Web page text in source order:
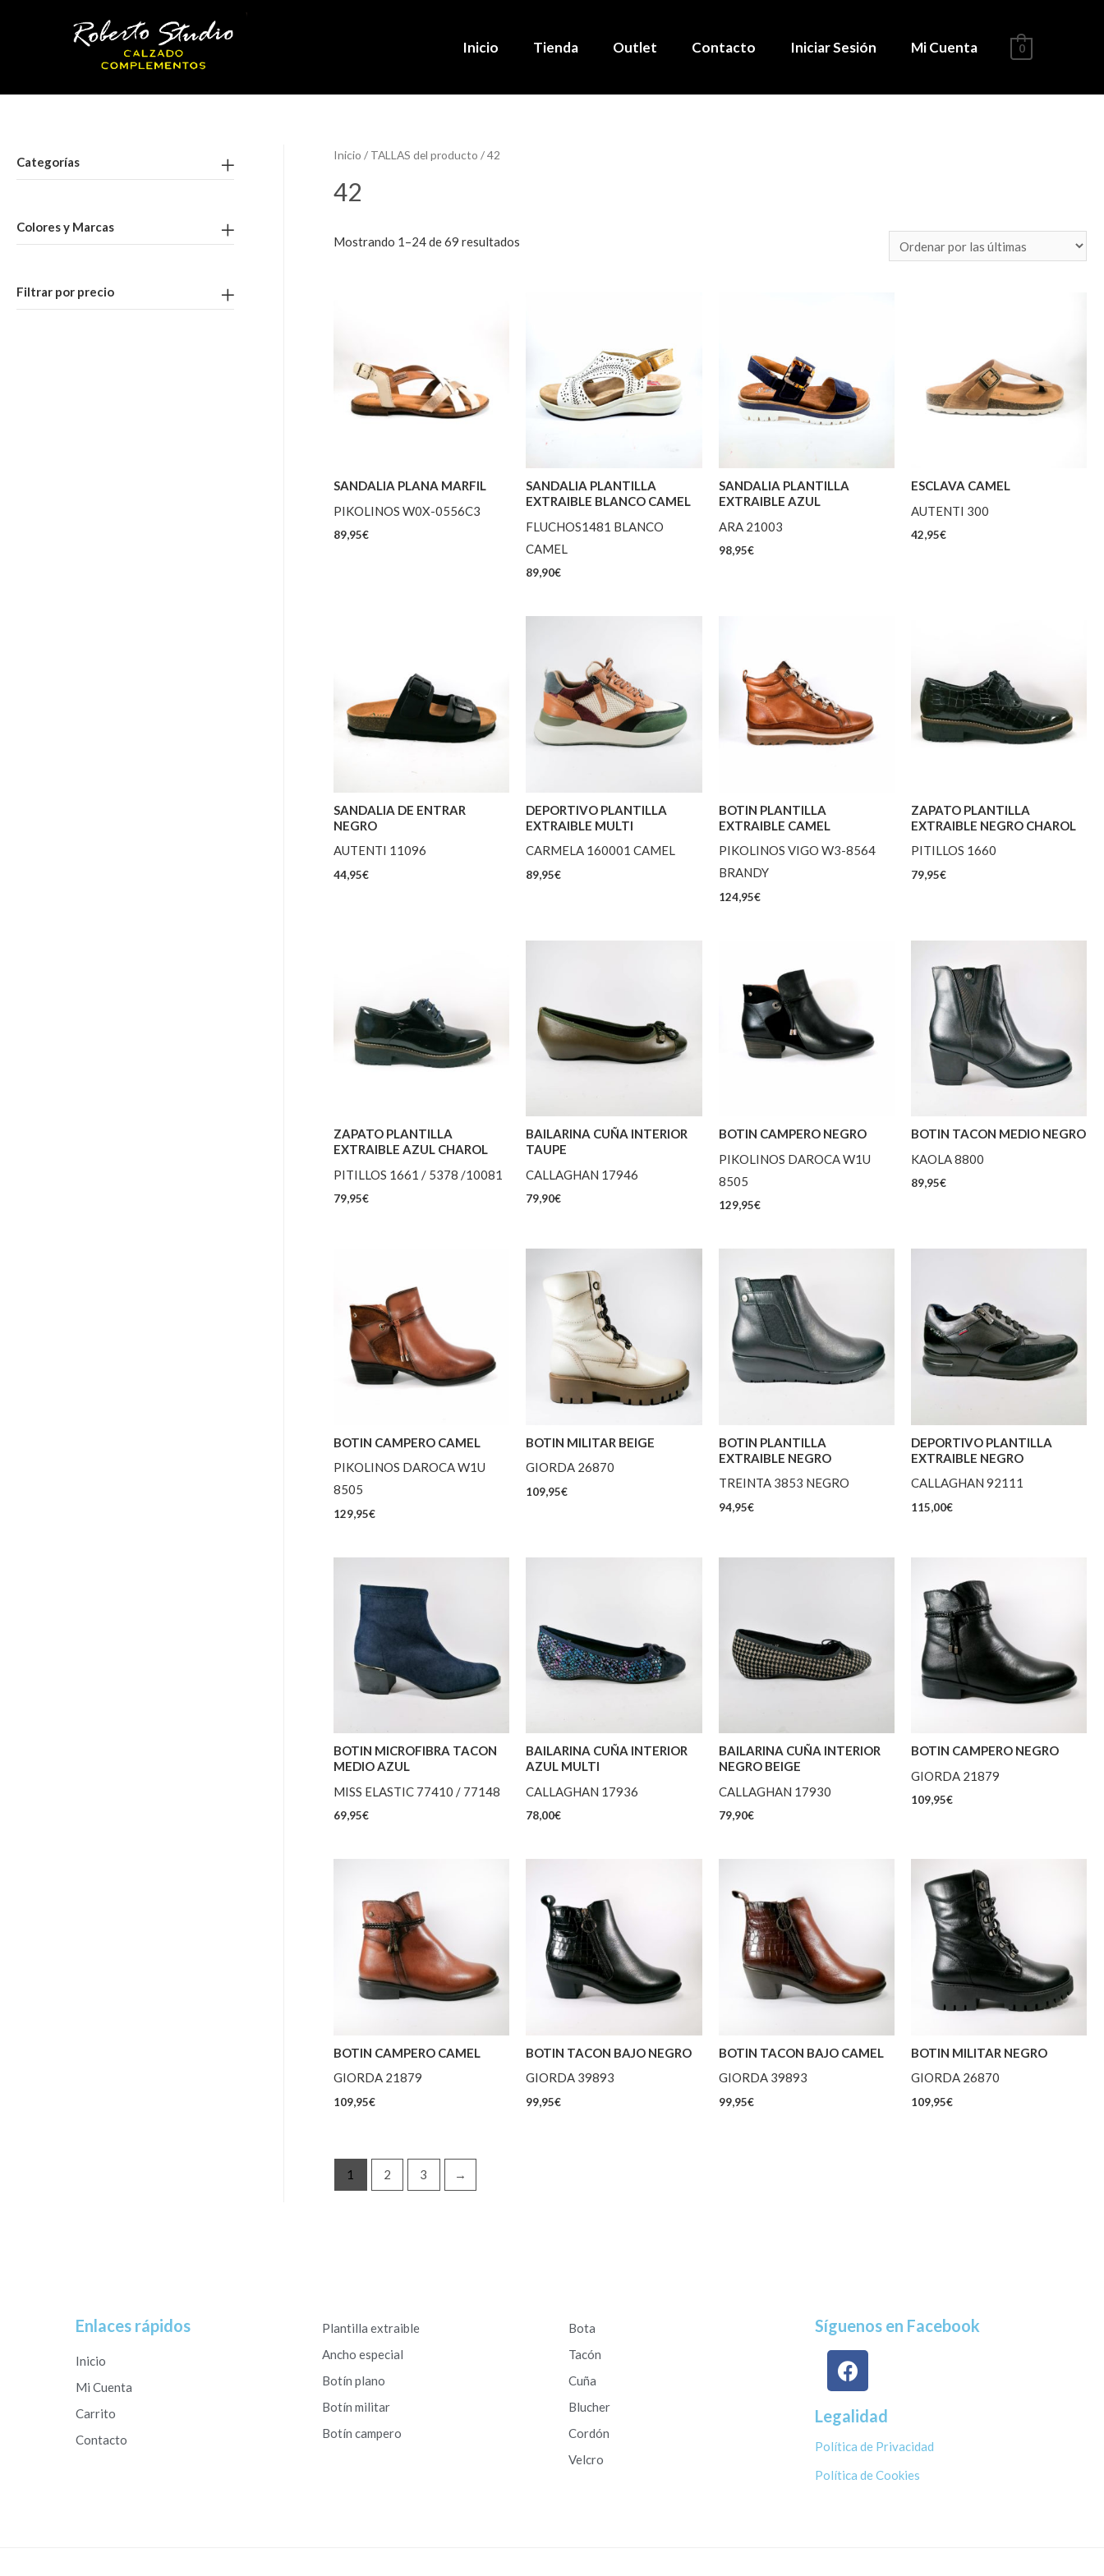
Inicio Tienda Outlet Contacto Iniciar Sesión Mi Cuenta 0
Categorías
Colores y Marcas
Filtrar por precio
Inicio / TALLAS del producto / 42
42
Mostrando 1–24 de 69 resultados
SANDALIA PLANA MARFIL
PIKOLINOS W0X-0556C3
89,95€
SANDALIA PLANTILLA
EXTRAIBLE BLANCO CAMEL
FLUCHOS1481 BLANCO
CAMEL
89,90€
SANDALIA PLANTILLA
EXTRAIBLE AZUL
ARA 21003
98,95€
ESCLAVA CAMEL
AUTENTI 300
42,95€
SANDALIA DE ENTRAR
NEGRO
AUTENTI 11096
44,95€
DEPORTIVO PLANTILLA
EXTRAIBLE MULTI
CARMELA 160001 CAMEL
89,95€
BOTIN PLANTILLA
EXTRAIBLE CAMEL
PIKOLINOS VIGO W3-8564
BRANDY
124,95€
ZAPATO PLANTILLA
EXTRAIBLE NEGRO CHAROL
PITILLOS 1660
79,95€
ZAPATO PLANTILLA
EXTRAIBLE AZUL CHAROL
PITILLOS 1661 / 5378 /10081
79,95€
BAILARINA CUÑA INTERIOR
TAUPE
CALLAGHAN 17946
79,90€
BOTIN CAMPERO NEGRO
PIKOLINOS DAROCA W1U
8505
129,95€
BOTIN TACON MEDIO NEGRO
KAOLA 8800
89,95€
BOTIN CAMPERO CAMEL
PIKOLINOS DAROCA W1U
8505
129,95€
BOTIN MILITAR BEIGE
GIORDA 26870
109,95€
BOTIN PLANTILLA
EXTRAIBLE NEGRO
TREINTA 3853 NEGRO
94,95€
DEPORTIVO PLANTILLA
EXTRAIBLE NEGRO
CALLAGHAN 92111
115,00€
BOTIN MICROFIBRA TACON
MEDIO AZUL
MISS ELASTIC 77410 / 77148
69,95€
BAILARINA CUÑA INTERIOR
AZUL MULTI
CALLAGHAN 17936
78,00€
BAILARINA CUÑA INTERIOR
NEGRO BEIGE
CALLAGHAN 17930
79,90€
BOTIN CAMPERO NEGRO
GIORDA 21879
109,95€
BOTIN CAMPERO CAMEL
GIORDA 21879
109,95€
BOTIN TACON BAJO NEGRO
GIORDA 39893
99,95€
BOTIN TACON BAJO CAMEL
GIORDA 39893
99,95€
BOTIN MILITAR NEGRO
GIORDA 26870
109,95€
1 2 3 →
Enlaces rápidos
Inicio
Mi Cuenta
Carrito
Contacto
Plantilla extraible
Ancho especial
Botín plano
Botín militar
Botín campero
Bota
Tacón
Cuña
Blucher
Cordón
Velcro
Síguenos en Facebook
Legalidad
Política de Privacidad
Política de Cookies